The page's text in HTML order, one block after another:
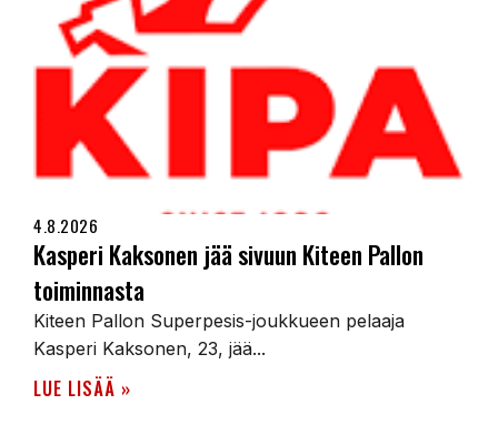
4.8.2026
Kasperi Kaksonen jää sivuun Kiteen Pallon
toiminnasta
Kiteen Pallon Superpesis-joukkueen pelaaja
Kasperi Kaksonen, 23, jää...
LUE LISÄÄ »